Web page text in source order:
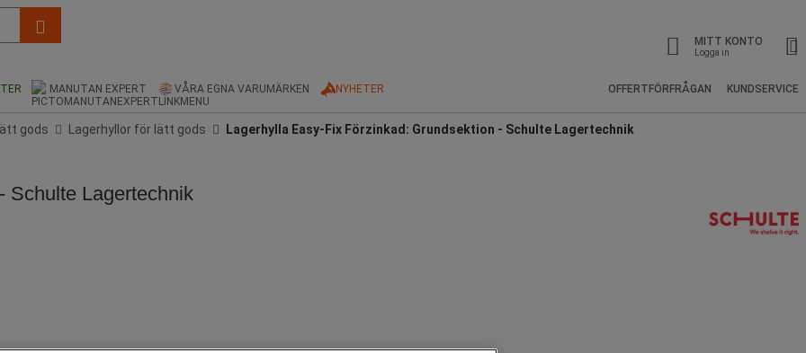
MITT KONTO
Logga in
MANUTAN EXPERT VÅRA EGNA VARUMÄRKEN NYHETER OFFERTFÖRFRÅGAN KUNDSERVICE
gods Lagerhyllor för lätt gods Lagerhylla Easy-Fix Förzinkad: Grundsektion - Schulte Lagertechnik
Schulte Lagertechnik